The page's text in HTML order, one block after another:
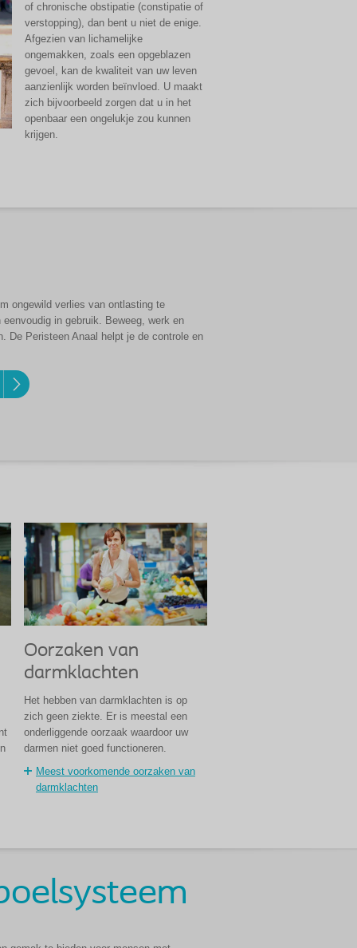
of chronische obstipatie (constipatie of
verstopping), dan bent u niet de enige.
Afgezien van lichamelijke
ongemakken, zoals een opgeblazen
gevoel, kan de kwaliteit van uw leven
aanzienlijk worden beïnvloed. U maakt
zich bijvoorbeeld zorgen dat u in het
openbaar een ongelukje zou kunnen
krijgen.
ongewild verlies van ontlasting te
in gebruik. Beweeg, werk en
De Peristeen Anaal helpt je de controle en
Oorzaken van
darmklachten
Het hebben van darmklachten is op
zich geen ziekte. Er is meestal een
onderliggende oorzaak waardoor uw
darmen niet goed functioneren.
Meest voorkomende oorzaken van
darmklachten